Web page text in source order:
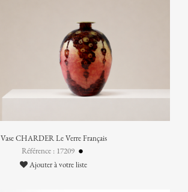
Vase CHARDER Le Verre Français
Référence : 17209
Ajouter à votre liste